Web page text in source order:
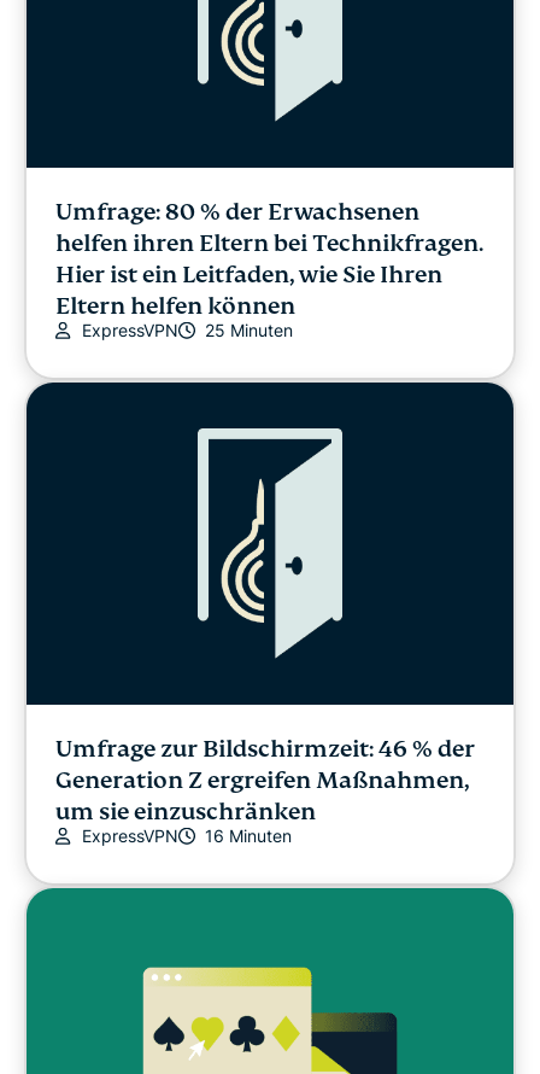
Umfrage: 80 % der Erwachsenen
helfen ihren Eltern bei Technikfragen.
Hier ist ein Leitfaden, wie Sie Ihren
Eltern helfen können
ExpressVPN 25 Minuten
Umfrage zur Bildschirmzeit: 46 % der
Generation Z ergreifen Maßnahmen,
um sie einzuschränken
ExpressVPN 16 Minuten